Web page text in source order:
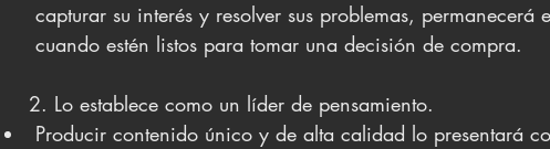
capturar su interés y resolver sus problemas, permanecerá
cuando estén listos para tomar una decisión de compra.
     2. Lo establece como un líder de pensamiento.
Producir contenido único y de alta calidad lo presentará